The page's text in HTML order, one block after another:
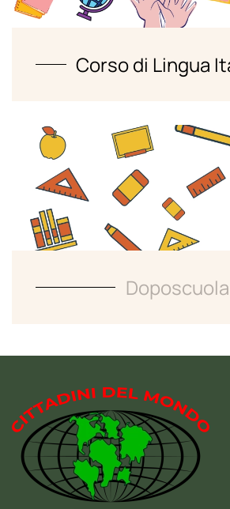
Corso di Lingua
Doposcuola